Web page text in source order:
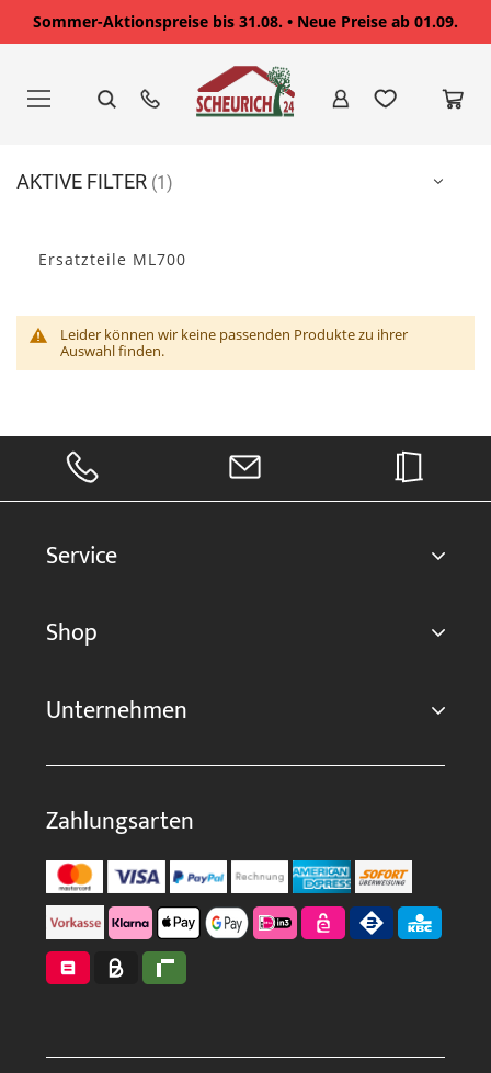
Sommer-Aktionspreise bis 31.08. • Neue Preise ab 01.09.
springen
Ersatzteile ML700
Leider können wir keine passenden Produkte zu ihrer
Auswahl finden.
AKTIVE FILTER
Service
Shop
Unternehmen
Zahlungsarten